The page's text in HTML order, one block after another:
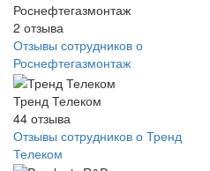
Роснефтегазмонтаж
2 отзыва
Отзывы сотрудников о
Роснефтегазмонтаж
Тренд Телеком
44 отзыва
Отзывы сотрудников о Тренд
Телеком